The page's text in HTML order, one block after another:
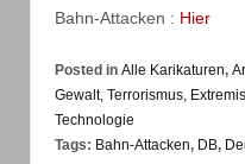
Bahn-Attacken : Hier
Posted in Alle Karikaturen,
Gewalt, Terrorismus,
Technologie
Tags: Bahn-Attacken, DB,